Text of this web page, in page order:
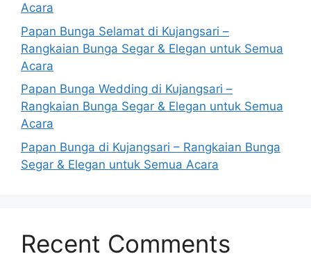
Acara
Papan Bunga Selamat di Kujangsari –
Rangkaian Bunga Segar & Elegan untuk Semua
Acara
Papan Bunga Wedding di Kujangsari –
Rangkaian Bunga Segar & Elegan untuk Semua
Acara
Papan Bunga di Kujangsari – Rangkaian Bunga
Segar & Elegan untuk Semua Acara
Recent Comments